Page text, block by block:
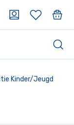
Kinder/Jeugd